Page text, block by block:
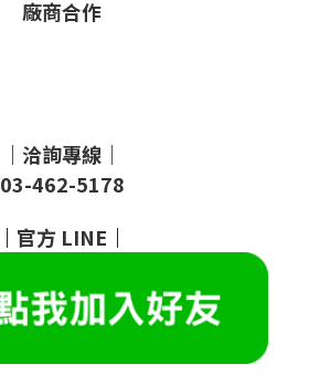
廠商合作
｜洽詢專線｜
03-462-5178
｜ 官方 LINE ｜